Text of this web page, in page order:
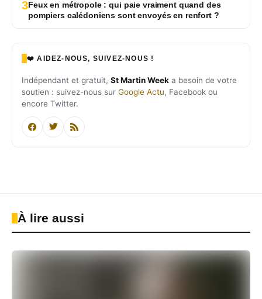
3Feux en métropole : qui paie vraiment quand des
pompiers calédoniens sont envoyés en renfort ?
❤️ AIDEZ-NOUS, SUIVEZ-NOUS !
Indépendant et gratuit, St Martin Week a besoin de votre
soutien : suivez-nous sur Google Actu, Facebook ou
encore Twitter.
À lire aussi